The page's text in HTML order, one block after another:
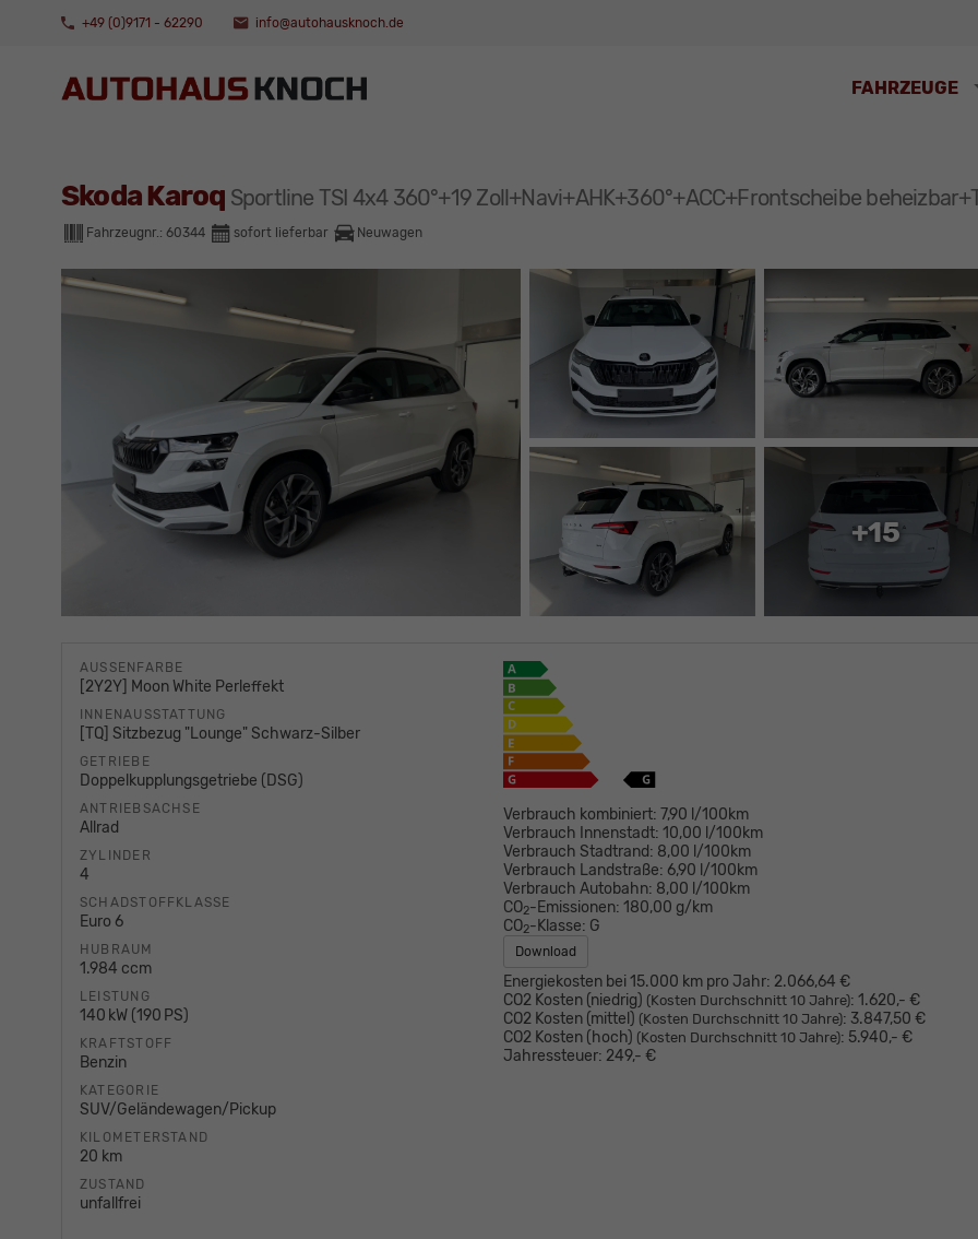
+49 (0)9171 - 62290 info@autohausknoch.de
FAHRZEUGE
Skoda Karoq Sportline TSI 4x4 360°+19 Zoll+Navi+AHK+360°+ACC+Frontscheibe
Fahrzeugnr.: 60344 sofort lieferbar Neuwagen
+15
AUSSENFARBE
[2Y2Y] Moon White Perleffekt
INNENAUSSTATTUNG
[TQ] Sitzbezug "Lounge" Schwarz-Silber
GETRIEBE
Doppelkupplungsgetriebe (DSG)
ANTRIEBSACHSE
Allrad
ZYLINDER
4
SCHADSTOFFKLASSE
Euro 6
HUBRAUM
1.984 ccm
LEISTUNG
140 kW (190 PS)
KRAFTSTOFF
Benzin
KATEGORIE
SUV/Geländewagen/Pickup
KILOMETERSTAND
20 km
ZUSTAND
unfallfrei
Verbrauch kombiniert: 7,90 l/100km
Verbrauch Innenstadt: 10,00 l/100km
Verbrauch Stadtrand: 8,00 l/100km
Verbrauch Landstraße: 6,90 l/100km
Verbrauch Autobahn: 8,00 l/100km
CO2-Emissionen: 180,00 g/km
CO2-Klasse: G
Download
Energiekosten bei 15.000 km pro Jahr: 2.066,64 €
CO2 Kosten (niedrig) (Kosten Durchschnitt 10 Jahre): 1.620,- €
CO2 Kosten (mittel) (Kosten Durchschnitt 10 Jahre): 3.847,50 €
CO2 Kosten (hoch) (Kosten Durchschnitt 10 Jahre): 5.940,- €
Jahressteuer: 249,- €